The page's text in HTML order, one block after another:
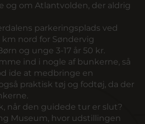
og om Atlantvolden, der aldrig
parkeringsplads ved
km nord for Søndervig
og unge 3-17 år 50 kr.
ind i nogle af bunkerne, så
ide at medbringe en
praktisk tøj og fodtøj, da der
når den guidede tur er slut?
Museum, hvor udstillingen